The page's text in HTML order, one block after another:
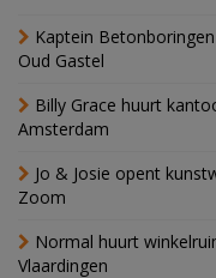
Kaptein
Oud Gastel
Billy Grace huurt
Amsterdam
Jo & Josie opent
Zoom
Normal huurt
Vlaardingen